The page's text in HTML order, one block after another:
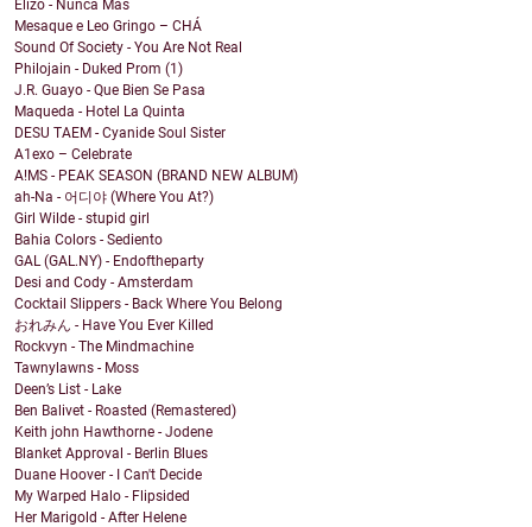
Elizo - Nunca Más
Mesaque e Leo Gringo – CHÁ
Sound Of Society - You Are Not Real
Philojain - Duked Prom (1)
J.R. Guayo - Que Bien Se Pasa
Maqueda - Hotel La Quinta
DESU TAEM - Cyanide Soul Sister
A1exo – Celebrate
A!MS - PEAK SEASON (BRAND NEW ALBUM)
ah-Na - 어디야 (Where You At?)
Girl Wilde - stupid girl
Bahia Colors - Sediento
GAL (GAL.NY) - Endoftheparty
Desi and Cody - Amsterdam
Cocktail Slippers - Back Where You Belong
おれみん - Have You Ever Killed
Rockvyn - The Mindmachine
Tawnylawns - Moss
Deen’s List - Lake
Ben Balivet - Roasted (Remastered)
Keith john Hawthorne - Jodene
Blanket Approval - Berlin Blues
Duane Hoover - I Can't Decide
My Warped Halo - Flipsided
Her Marigold - After Helene